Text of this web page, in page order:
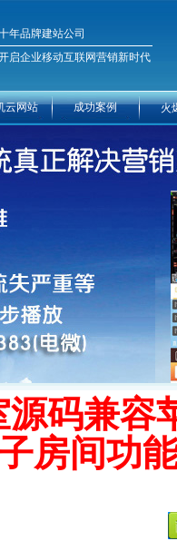
年品牌建站公司
启企业移动互联网营销新时代
云网站 成功案例 火
码兼容
房间功